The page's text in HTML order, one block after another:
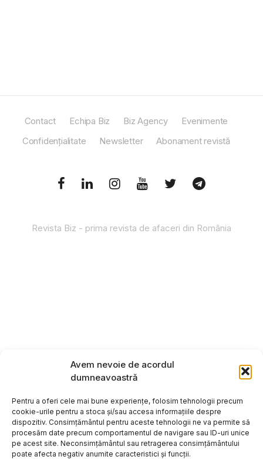
Avem nevoie de acordul
dumneavoastră
Pentru a oferi cele mai bune experiențe, folosim tehnologii precum
cookie-urile pentru a stoca și/sau accesa informațiile despre
dispozitiv. Consimțământul pentru aceste tehnologii ne va permite să
procesăm date precum comportamentul de navigare sau ID-uri unice
pe acest site. Neconsimțământul sau retragerea consimțământului
poate afecta negativ anumite caracteristici și funcții.
Contact Echipa Biz Biz Agency
Evenimente
Confidențialitate
Newsletter Abonament revistă
Revista Biz - prima revista de afaceri din România